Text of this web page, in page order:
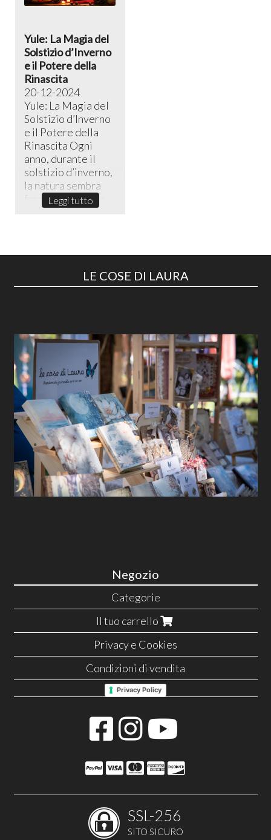
Yule: La Magia del
Solstizio d’Inverno
e il Potere della
Rinascita
20-12-2024
Yule: La Magia del
Solstizio d’Inverno
e il Potere della
Rinascita ​Ogni
anno, durante il
solstizio d’inverno,
la natura sembra
fermarsi in un sile...
Leggi tutto
LE COSE DI LAURA
Negozio
Categorie
Il tuo carrello
Privacy e Cookies
Condizioni di vendita
Privacy Policy
SSL-256
SITO SICURO